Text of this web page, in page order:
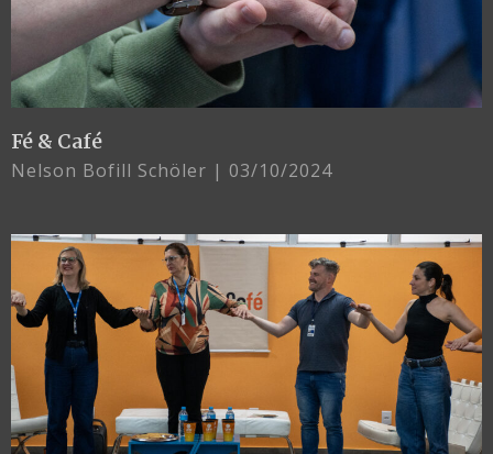
Fé & Café
Nelson Bofill Schöler 03/10/2024